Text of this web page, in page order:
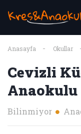
Anasayfa Okullar
Cevizli
Anaokulu
Bilinmiyor